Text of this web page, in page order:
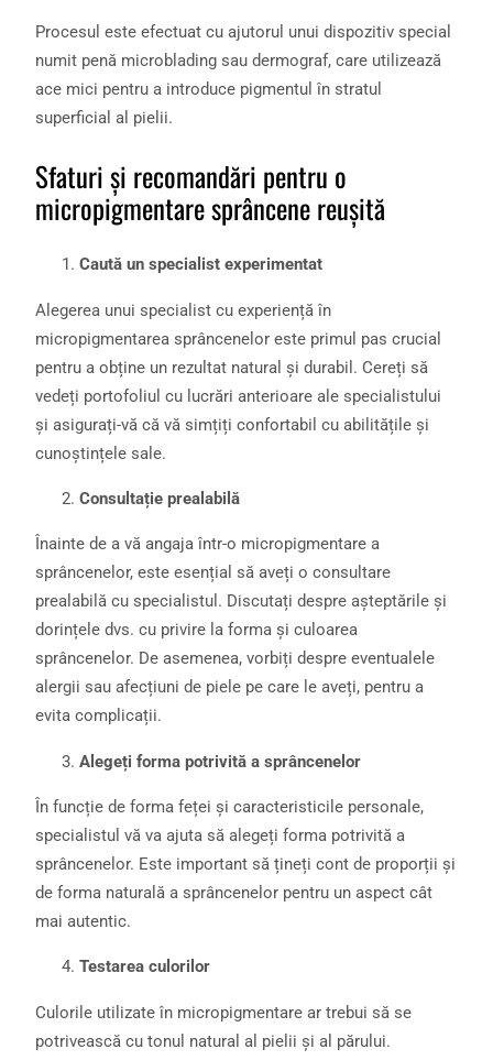
Procesul este efectuat cu ajutorul unui dispozitiv special
numit penă microblading sau dermograf, care utilizează
ace mici pentru a introduce pigmentul în stratul
superficial al pielii.
Sfaturi și recomandări pentru o
micropigmentare sprâncene reușită
Caută un specialist experimentat
Alegerea unui specialist cu experiență în
micropigmentarea sprâncenelor este primul pas crucial
pentru a obține un rezultat natural și durabil. Cereți să
vedeți portofoliul cu lucrări anterioare ale specialistului
și asigurați-vă că vă simțiți confortabil cu abilitățile și
cunoștințele sale.
Consultație prealabilă
Înainte de a vă angaja într-o micropigmentare a
sprâncenelor, este esențial să aveți o consultare
prealabilă cu specialistul. Discutați despre așteptările și
dorințele dvs. cu privire la forma și culoarea
sprâncenelor. De asemenea, vorbiți despre eventualele
alergii sau afecțiuni de piele pe care le aveți, pentru a
evita complicații.
Alegeți forma potrivită a sprâncenelor
În funcție de forma feței și caracteristicile personale,
specialistul vă va ajuta să alegeți forma potrivită a
sprâncenelor. Este important să țineți cont de proporții și
de forma naturală a sprâncenelor pentru un aspect cât
mai autentic.
Testarea culorilor
Culorile utilizate în micropigmentare ar trebui să se
potrivească cu tonul natural al pielii și al părului.